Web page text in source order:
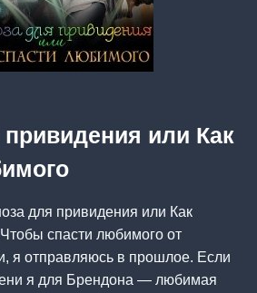
или Как
для привидения или Как
спасти любимого от
я отправляюсь в прошлое. Если
я для Брендона — любимая